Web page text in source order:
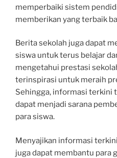
memperbaiki sistem
memberikan yang terbaik
Berita sekolah juga dapat
siswa untuk terus belajar
mengetahui prestasi
terinspirasi untuk meraih
Sehingga, informasi terkini
dapat menjadi sarana
para siswa.
Menyajikan informasi
juga dapat membantu para